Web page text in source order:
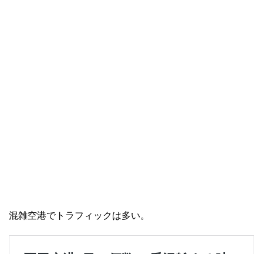
混雑空港でトラフィックは多い。